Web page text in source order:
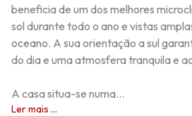
beneficia de um dos melhores
sol durante todo o ano e vistas
oceano. A sua orientação a sul
do dia e uma atmosfera tranquila e
A casa situa-se numa...
Ler mais ...